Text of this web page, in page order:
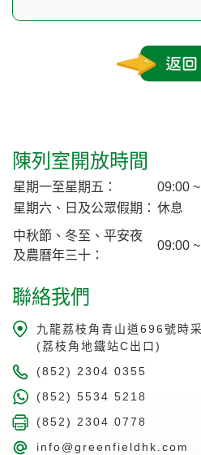
返回
陳列室開放時間
星期一至星期五：
09:00
星期六、日及公眾假期： 休息
中秋節、冬至、平安夜
及農曆年三十：
09:00
聯絡我們
九龍荔枝角青山道696號時
(荔枝角地鐵站C出口)
(852) 2304 0355
(852) 5534 5218
(852) 2304 0778
info@greenfieldhk.com